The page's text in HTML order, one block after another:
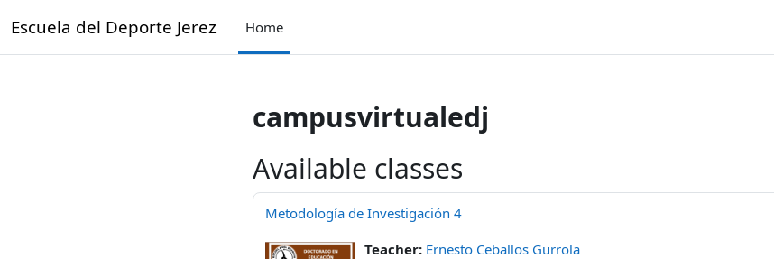
Escuela del Deporte Jerez Home
campusvirtualedj
Available classes
Metodología de Investigación 4
Teacher: Ernesto Ceballos Gurrola